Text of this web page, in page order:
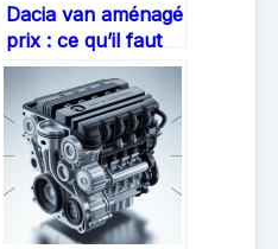
Dacia van aménagé
prix : ce qu’il faut
savoir pour bien
choisir